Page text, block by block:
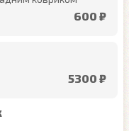
600 ₽
5300 ₽